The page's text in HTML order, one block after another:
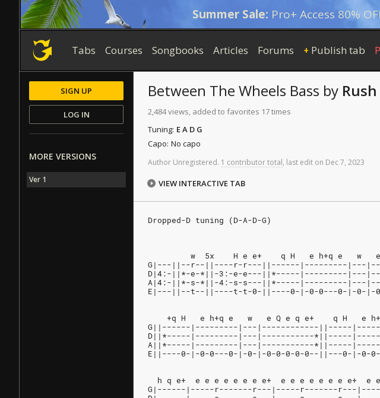
Summer Sale: Pro+ Access 80%
Tabs Courses Songbooks Articles Forums + Publish tab
Between The Wheels Bass by Rush
2,484 views, added to favorites 17 times
Tuning: E A D G
Capo: No capo
Author Unregistered. 1 contributor total, last edit on Dec7, 2023
VIEW INTERACTIVE TAB
Dropped-D tuning (D-A-D-G)
w  5x    H e e+    q H   e h+q e   w
G|---||--r--||----r-r---||------|---------|---
D|4:-||*-e-*||-3:-e-e---||*-----|---------|---
A|4:-||*-s-*||-4:-s-s---||*-----|---------|---
E|---||--t--||----t-t-0-||----0-|-0-0---0-|-0-|-
+q H   e h+q e   w   e Q e q e+    q H   e
G||------|---------|---|------------||-----
D||*-----|---------|---|-----------*||-----
A||*-----|---------|---|-----------*||-----
E||----0-|-0-0---0-|-0-|-0-0-0-0-0--||---0-|-0-
h q e+  e e e e e e e e+  e e e e e e e e+  e
G|------|-----r-------r---|-----r-------r---
SIGN UP
LOG IN
MORE VERSIONS
Ver 1